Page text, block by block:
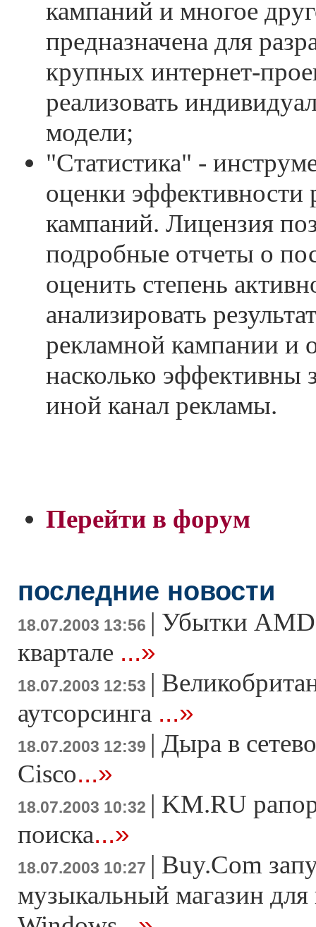
кампаний и многое
предназначена для
крупных интернет-
реализовать
модели;
"Статистика" -
оценки эффективности
кампаний. Лицензия
подробные отчеты о
оценить степень
анализировать
рекламной кампании и
насколько эффективны
иной канал рекламы.
Перейти в форум
последние новости
18.07.2003 13:56 | Убытки AMD
квартале ...»
18.07.2003 12:53 |
аутсорсинга ...»
18.07.2003 12:39 | Дыра в
Cisco...»
18.07.2003 10:32 | KM.RU
поиска...»
18.07.2003 10:27 | Buy.Com
музыкальный магазин для